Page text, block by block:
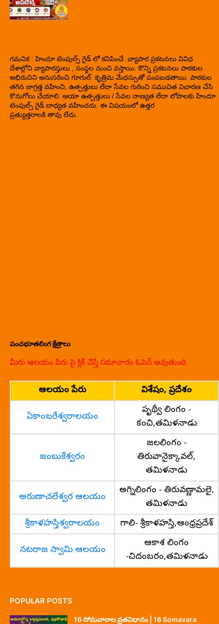
గమనిక : హిందూ టెంపుల్స్ గైడ్ లో కనిపించే వ్యాపార ప్రకటనలు వివిధ
దేశాల్లోని వ్యాపారస్తులు , సంస్థల నుంచి వస్తాయి. కొన్ని ప్రకటనలు పాఠకుల
అభిరుచిని అనుసరించి గూగుల్ కృత్రిమ మేధస్సుతో పంపబడతాయి. పాఠకుల
తగిన జాగ్రత్త వహించి, ఉత్పత్తులు లేదా సేవల గురించి సముచిత విచారణ చేసి
కొనుగోలు చేయాలి. ఆయా ఉత్పత్తులు / సేవల నాణ్యత లేదా లోపాలకు హిందూ
టెంపుల్స్ గైడ్ బాధ్యత వహించదు. ఈ విషయంలో ఉత్తర
ప్రత్యుత్తరాలకి తావు లేదు.
పంచభూతలింగ క్షేత్రాలు
మీరు ఆలయం పేరు పై క్లిక్ చేస్తే సమాచారం ఓపెన్ అవుతుంది
ఆలయం పేరు విశేషం, ప్రదేశం
ఏకాంబరేశ్వరాలయం
పృథ్వీ లింగం -
కంచి,తమిళనాడు
జంబుకేశ్వరం
జలలింగం -
తిరువానైక్కావల్,
తమిళనాడు
అరుణాచలేశ్వర ఆలయం
అగ్నిలింగం - తిరువణ్ణామలై,
తమిళనాడు
శ్రీకాళహస్తిశ్వరాలయం
గాలి- శ్రీకాళహస్తి,ఆంధ్రప్రదేశ్
నటరాజ స్వామి ఆలయం
ఆకాశ లింగం
-చిదంబరం,తమిళనాడు
POPULAR POSTS
16 సోమవారాల వ్రతవిధానం | 16 Somavara